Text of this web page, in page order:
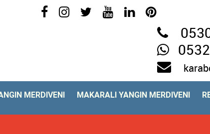
MERDIVENI MAKARALI YANGIN MERDIVENI